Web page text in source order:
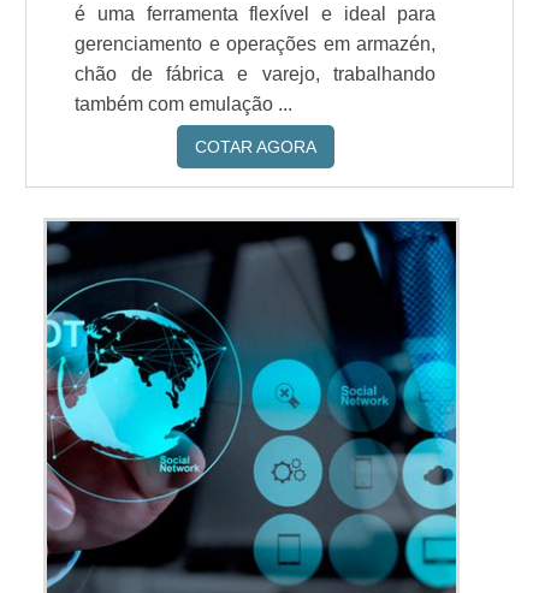
é uma ferramenta flexível e ideal para
gerenciamento e operações em armazén,
chão de fábrica e varejo, trabalhando
também com emulação ...
COTAR AGORA